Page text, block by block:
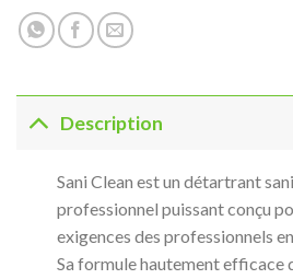
Description
Sani Clean est un détartrant
professionnel puissant conçu
exigences des professionnels
Sa formule hautement efficace